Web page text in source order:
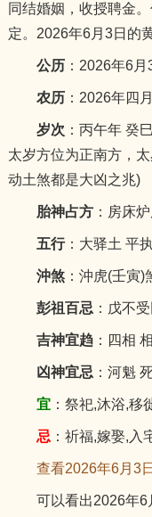
同结婚姻，收授聘金
定。2026年6月3日的
公历：2026年6月
农历：2026年四
岁次 ：丙午年 癸
太岁方位为正南方，
动土煞都是大凶之兆)
胎神占方：房床
五行：大驿土 平
沖煞：沖虎(壬寅)
彭祖百忌 ：戊不
吉神宜趋：四相
凶神宜忌 ：河魁
宜：祭祀,沐浴,移
忌 ：祈福,嫁娶,入
查看2026年6月3
可以看出2026年6